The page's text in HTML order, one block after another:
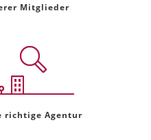
Mitglieder
richtige Agentur